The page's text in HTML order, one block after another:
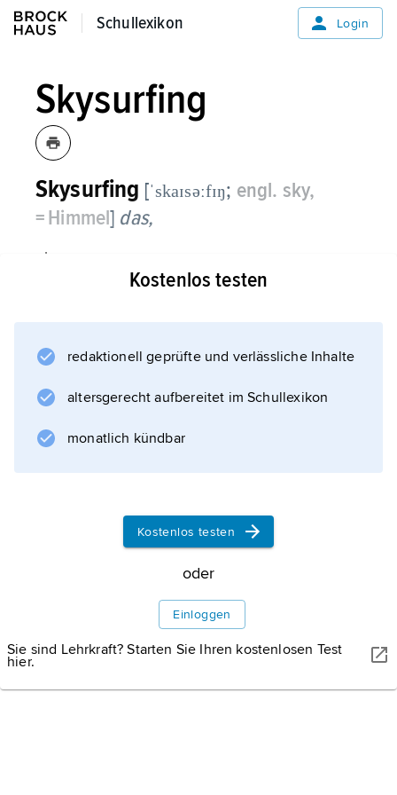
Schullexikon
Schullexikon Login
Skysurfing
Skysurfing [ˈskaɪsəːfɪŋ; engl. sky,
= Himmel] das,
eine
Extremsportart
und
mit
Fallschirmspringen
verbindet.
Informationen zum Artikel
Kostenlos testen
redaktionell geprüfte und verlässliche Inhalte
altersgerecht aufbereitet im Schullexikon
monatlich kündbar
Kostenlos testen
oder
Einloggen
Sie sind Lehrkraft? Starten Sie Ihren kostenlosen Test
hier.